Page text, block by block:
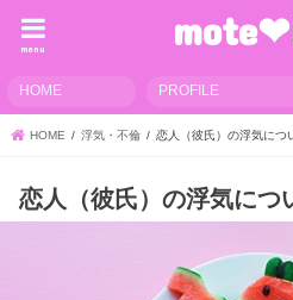
menu
HOME PROFILE
HOME 浮気・不倫 恋人（彼氏）の浮気につ
恋人（彼氏）の浮気につ